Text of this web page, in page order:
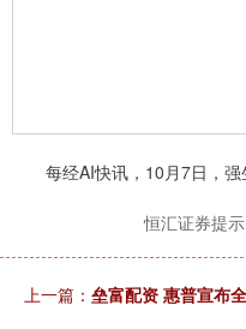
每经AI快讯，10月7日，强
恒汇证券提
上一篇： 垒富配资 惠普宣布